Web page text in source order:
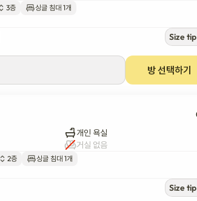
3층 싱글 침대 1개
Size tip
방 선택하기
개인 욕실
거실 없음
2층 싱글 침대 1개
Size tip